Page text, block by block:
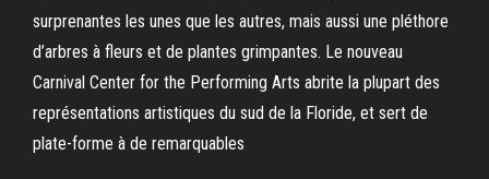
surprenantes les unes que les autres, mais aussi une pléthore
d’arbres à fleurs et de plantes grimpantes. Le nouveau
Carnival Center for the Performing Arts abrite la plupart des
représentations artistiques du sud de la Floride, et sert de
plate-forme à de remarquables